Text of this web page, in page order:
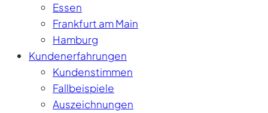
Essen
Frankfurt am Main
Hamburg
Kundenerfahrungen
Kundenstimmen
Fallbeispiele
Auszeichnungen